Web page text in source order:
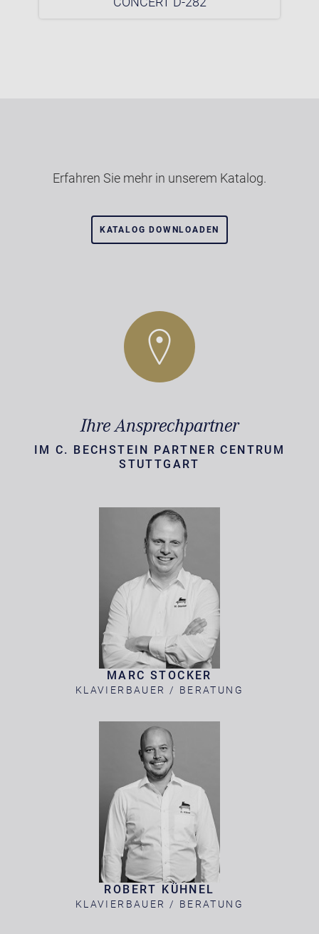
Erfahren Sie mehr in unserem Katalog.
KATALOG DOWNLOADEN
Ihre Ansprechpartner
IM C. BECHSTEIN PARTNER CENTRUM
STUTTGART
MARC STOCKER
KLAVIERBAUER / BERATUNG
ROBERT KÜHNEL
KLAVIERBAUER / BERATUNG